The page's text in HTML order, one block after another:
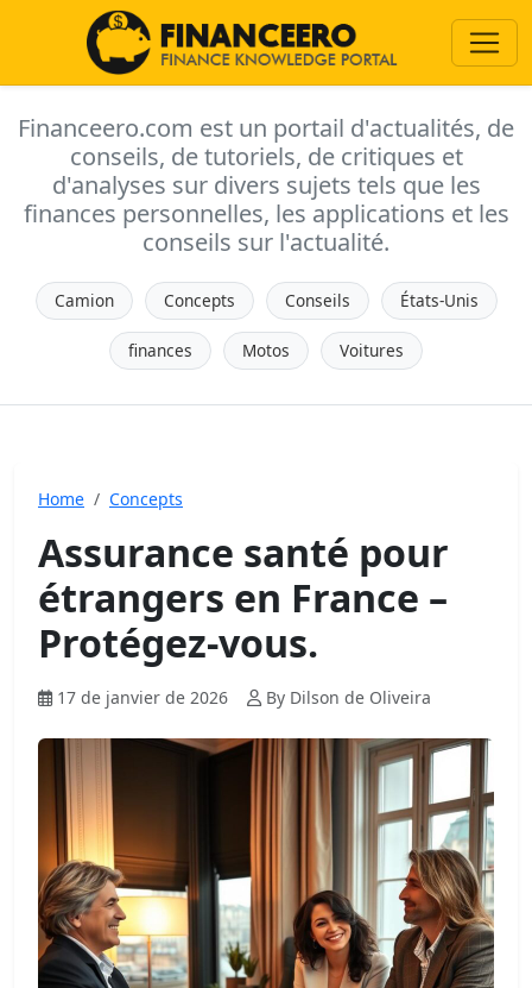
Financeero.com est un portail d'actualités, de
conseils, de tutoriels, de critiques et
d'analyses sur divers sujets tels que les
finances personnelles, les applications et les
conseils sur l'actualité.
Camion Concepts Conseils États-Unis
finances Motos Voitures
Home Concepts
Assurance santé pour
étrangers en France –
Protégez-vous.
17 de janvier de 2026 By Dilson de Oliveira